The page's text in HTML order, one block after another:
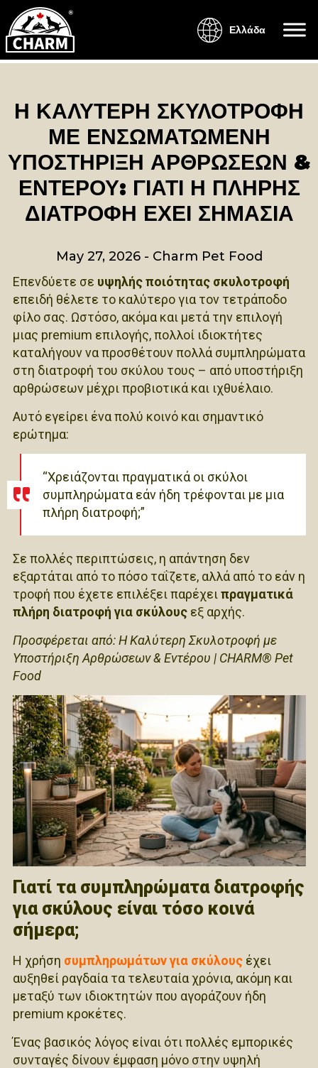
Ελλάδα
Η ΚΑΛΎΤΕΡΗ ΣΚΥΛΟΤΡΟΦΉ
ΜΕ ΕΝΣΩΜΑΤΩΜΈΝΗ
ΥΠΟΣΤΉΡΙΞΗ ΑΡΘΡΏΣΕΩΝ &
ΕΝΤΈΡΟΥ: ΓΙΑΤΊ Η ΠΛΉΡΗΣ
ΔΙΑΤΡΟΦΉ ΈΧΕΙ ΣΗΜΑΣΊΑ
May 27, 2026- Charm Pet Food
Επενδύετε σε υψηλής ποιότητας σκυλοτροφή
επειδή θέλετε το καλύτερο για τον τετράποδο
φίλο σας. Ωστόσο, ακόμα και μετά την επιλογή
μιας premium επιλογής, πολλοί ιδιοκτήτες
καταλήγουν να προσθέτουν πολλά συμπληρώματα
στη διατροφή του σκύλου τους – από υποστήριξη
αρθρώσεων μέχρι προβιοτικά και ιχθυέλαιο.
Αυτό εγείρει ένα πολύ κοινό και σημαντικό
ερώτημα:
“Χρειάζονται πραγματικά οι σκύλοι
συμπληρώματα εάν ήδη τρέφονται με μια
πλήρη διατροφή;”
Σε πολλές περιπτώσεις, η απάντηση δεν
εξαρτάται από το πόσο ταΐζετε, αλλά από το εάν η
τροφή που έχετε επιλέξει παρέχειπραγματικά
πλήρη διατροφή για σκύλουςεξ αρχής.
Προσφέρεται από: Η Καλύτερη Σκυλοτροφή με
Υποστήριξη Αρθρώσεων & Εντέρου | CHARM® Pet
Food
Γιατί τα συμπληρώματα διατροφής
για σκύλους είναι τόσο κοινά
σήμερα;
Η χρήση συμπληρωμάτων για σκύλουςέχει
αυξηθεί ραγδαία τα τελευταία χρόνια, ακόμη και
μεταξύ των ιδιοκτητών που αγοράζουν ήδη
premium κροκέτες.
Ένας βασικός λόγος είναι ότι πολλές εμπορικές
συνταγές δίνουν έμφαση μόνο στην υψηλή